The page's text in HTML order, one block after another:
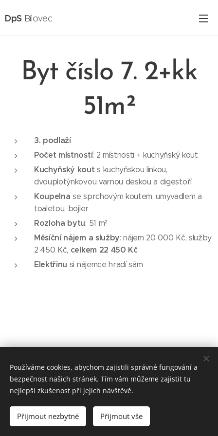
DpS Bílovec
Byt číslo 7. 2+kk
51m²
3. podlaží
Počet místností: 2 místnosti + kuchyňský kout
Kuchyňský kout s kuchyňskou linkou,
dvouplotýnkovou varnou deskou a digestoří
Koupelna se sprchovým koutem, umyvadlem a
toaletou, bojler
Rozloha bytu: 51 m²
Měsíční nájem a služby: nájem 20 000 Kč, služby
2 450 Kč, celkem 22 450 Kč
Elektřinu si nájemce hradí sám
© 2026 DpS Bílovec
📧reality@pavlukaterina.cz
Cookies
Používáme cookies, abychom zajistili správné fungování a
bezpečnost našich stránek. Tím vám můžeme zajistit tu
nejlepší zkušenost při jejich návštěvě.
Přijmout nezbytné Přijmout vše